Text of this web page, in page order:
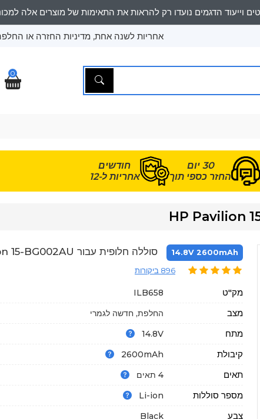
אחריות לשנה אחת, מדיניות החזרה או החלפה
0
30 יום
החזר כספי תוך
חודשים
אחריות ל-12
14.8V 2600mAh סוללה חלופית עבור HP Pavilion 15-BG002AU
896 ביקורות
מק"ט ILB658
מצב החלפת, חדשה לגמרי
מתח 14.8V
קיבולת 2600mAh
תאים 4 תאים
מספר סוללות Li-ion
צבע Black